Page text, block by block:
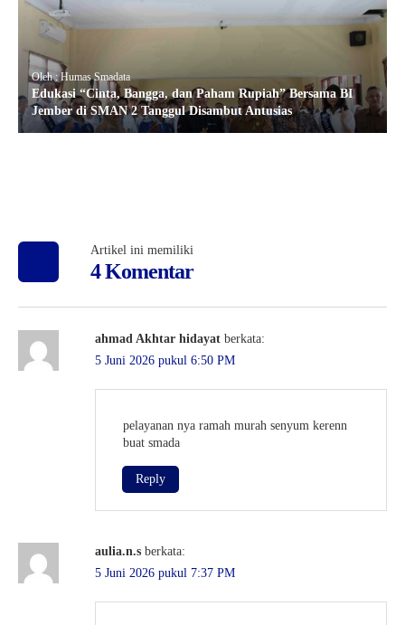
Oleh : Humas Smadata
Edukasi “Cinta, Bangga, dan Paham Rupiah” Bersama BI
Jember di SMAN 2 Tanggul Disambut Antusias
Artikel ini memiliki
4 Komentar
ahmad Akhtar hidayat berkata:
5 Juni 2026 pukul 6:50 PM
pelayanan nya ramah murah senyum kerenn
buat smada
Reply
aulia.n.s berkata:
5 Juni 2026 pukul 7:37 PM